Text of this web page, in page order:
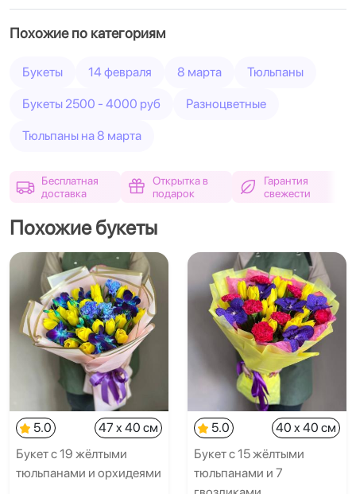
Похожие по категориям
Букеты 14 февраля 8 марта Тюльпаны
Букеты 2500 - 4000 руб Разноцветные
Тюльпаны на 8 марта
Бесплатная
доставка
Открытка в
подарок
Гарантия
свежести
Похожие букеты
5.0
47 x 40 см
Букет с 19 жёлтыми
тюльпанами и орхидеями
5.0
40 x 40 см
Букет с 15 жёлтыми
тюльпанами и 7